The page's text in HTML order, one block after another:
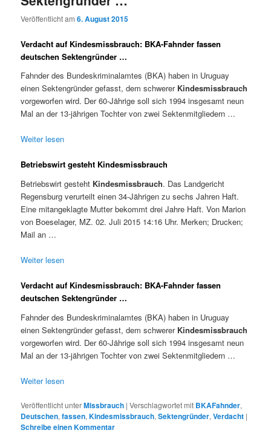
Veröffentlicht am6. August 2015
Verdacht auf Kindesmissbrauch: BKA-Fahnder fassen
deutschen Sektengründer …
Fahnder des Bundeskriminalamtes (BKA) haben in Uruguay
einen Sektengründer gefasst, dem schwerer Kindesmissbrauch
vorgeworfen wird. Der 60-Jährige soll sich 1994 insgesamt neun
Mal an der 13-jährigen Tochter von zwei Sektenmitgliedern …
Weiter lesen
Betriebswirt gesteht Kindesmissbrauch
Betriebswirt gesteht Kindesmissbrauch. Das Landgericht
Regensburg verurteilt einen 34-Jährigen zu sechs Jahren Haft.
Eine mitangeklagte Mutter bekommt drei Jahre Haft. Von Marion
von Boeselager, MZ. 02. Juli 2015 14:16 Uhr. Merken; Drucken;
Mail an …
Weiter lesen
Verdacht auf Kindesmissbrauch: BKA-Fahnder fassen
deutschen Sektengründer …
Fahnder des Bundeskriminalamtes (BKA) haben in Uruguay
einen Sektengründer gefasst, dem schwerer Kindesmissbrauch
vorgeworfen wird. Der 60-Jährige soll sich 1994 insgesamt neun
Mal an der 13-jährigen Tochter von zwei Sektenmitgliedern …
Weiter lesen
Veröffentlicht unterMissbrauch |Verschlagwortet mit BKAFahnder,
Deutschen,fassen,Kindesmissbrauch,Sektengründer,Verdacht |
Schreibe einen Kommentar